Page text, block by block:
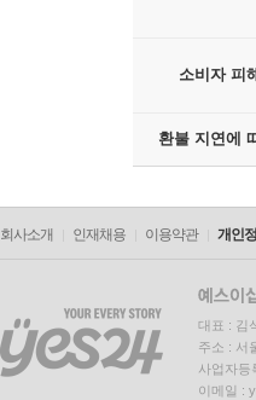
소비자 피
환불 지연에
회사소개 인재채용 이용약관 개인
대표 : 김
주소 : 서
사업자
이메일 :